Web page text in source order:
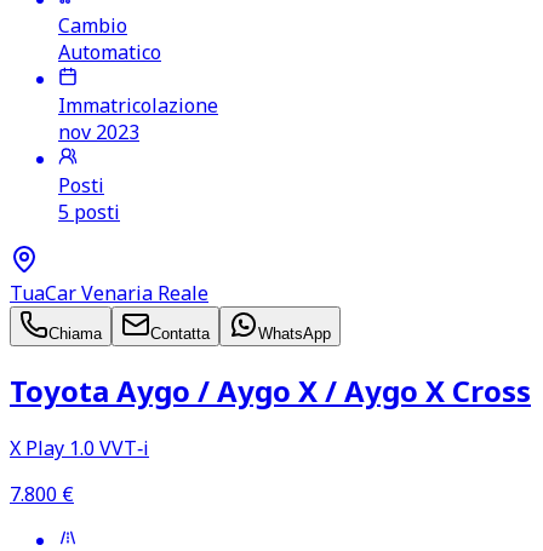
Cambio
Automatico
Immatricolazione
nov 2023
Posti
5 posti
TuaCar Venaria Reale
Chiama Contatta WhatsApp
Toyota Aygo /​ Aygo X /​ Aygo X Cross
X Play 1.0 VVT‑i
7.800 €